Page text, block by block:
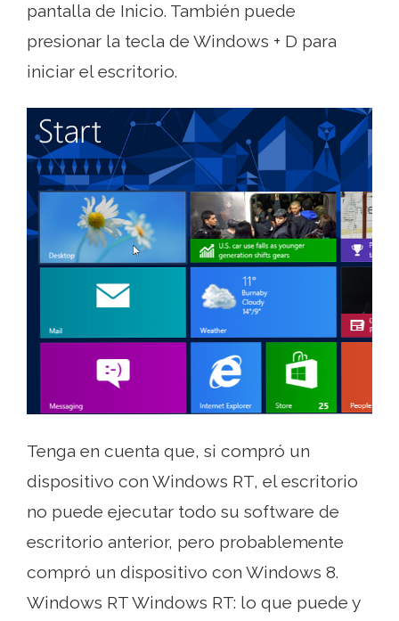
pantalla de Inicio. También puede
presionar la tecla de Windows + D para
iniciar el escritorio.
Tenga en cuenta que, si compró un
dispositivo con Windows RT, el escritorio
no puede ejecutar todo su software de
escritorio anterior, pero probablemente
compró un dispositivo con Windows 8.
Windows RT Windows RT: lo que puede y